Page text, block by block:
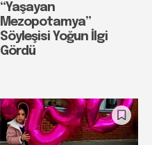
“Yaşayan
Mezopotamya”
Söyleşisi Yoğun İlgi
Gördü